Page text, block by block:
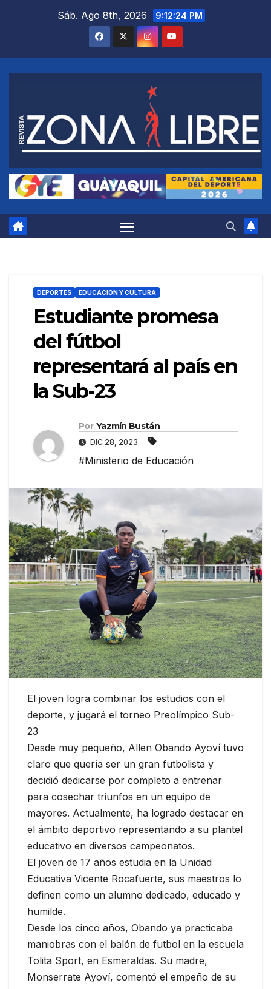
Sáb. Ago 8th, 2026 9:12:25 PM
DEPORTES EDUCACIÓN Y CULTURA
Estudiante promesa
del fútbol
representará al país en
la Sub-23
Por Yazmín Bustán
DIC 28, 2023
#Ministerio de Educación
El joven logra combinar los estudios con el
deporte, y jugará el torneo Preolímpico Sub-
23
Desde muy pequeño, Allen Obando Ayoví tuvo
claro que quería ser un gran futbolista y
decidió dedicarse por completo a entrenar
para cosechar triunfos en un equipo de
mayores. Actualmente, ha logrado destacar en
el ámbito deportivo representando a su plantel
educativo en diversos campeonatos.
El joven de 17 años estudia en la Unidad
Educativa Vicente Rocafuerte, sus maestros lo
definen como un alumno dedicado, educado y
humilde.
Desde los cinco años, Obando ya practicaba
maniobras con el balón de futbol en la escuela
Tolita Sport, en Esmeraldas. Su madre,
Monserrate Ayoví, comentó el empeño de su